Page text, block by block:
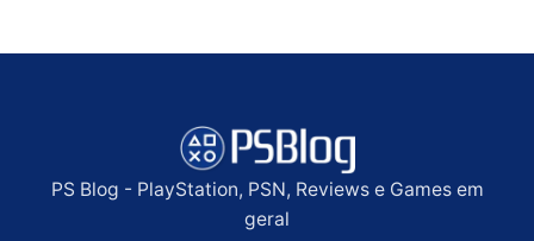
PS Blog - PlayStation, PSN, Reviews e Games em
geral